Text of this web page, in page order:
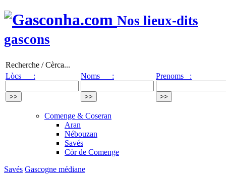
Nos lieux-dits
gascons
Recherche / Cèrca...
Lòcs :
Noms : Prenoms :
Comenge & Coseran
Aran
Nébouzan
Savés
Còr de Comenge
Savés Gascogne médiane